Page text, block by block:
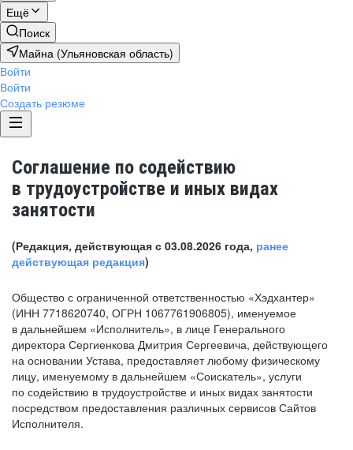
Ещё
Поиск
Майна (Ульяновская область)
Войти
Войти
Создать резюме
Соглашение по содействию
в трудоустройстве и иных видах
занятости
(Редакция, действующая с 03.08.2026 года, ранее
действующая редакция)
Общество с ограниченной ответственностью «Хэдхантер»
(ИНН 7718620740, ОГРН 1067761906805), именуемое
в дальнейшем «Исполнитель», в лице Генерального
директора Сергиенкова Дмитрия Сергеевича, действующего
на основании Устава, предоставляет любому физическому
лицу, именуемому в дальнейшем «Соискатель», услуги
по содействию в трудоустройстве и иных видах занятости
посредством предоставления различных сервисов Сайтов
Исполнителя.